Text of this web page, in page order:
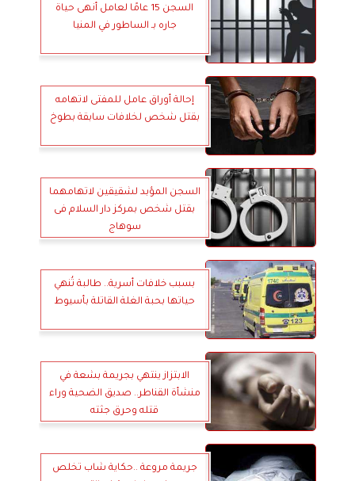
السجن 15 عامًا لعامل أنهى حياة
جاره بـ الساطور في المنيا
إحالة أوراق عامل للمفتى لاتهامه
بقتل شخص لخلافات سابقة بطوخ
السجن المؤبد لشقيقين لاتهامهما
بقتل شخص بمركز دار السلام فى
سوهاج
بسبب خلافات أسرية.. طالبة تُنهي
حياتها بحبة الغلة القاتلة بأسيوط
الابتزاز ينتهي بجريمة بشعة في
منشأة القناطر.. صديق الضحية وراء
قتله وحرق جثته
جريمة مروعة ..حكاية شاب تخلص